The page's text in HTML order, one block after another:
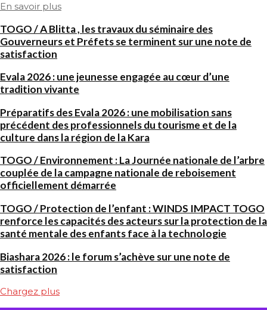
En savoir plus
TOGO / A Blitta , les travaux du séminaire des
Gouverneurs et Préfets se terminent sur une note de
satisfaction
Evala 2026 : une jeunesse engagée au cœur d’une
tradition vivante
Préparatifs des Evala 2026 : une mobilisation sans
précédent des professionnels du tourisme et de la
culture dans la région de la Kara
TOGO / Environnement : La Journée nationale de l’arbre
couplée de la campagne nationale de reboisement
officiellement démarrée
TOGO / Protection de l’enfant : WINDS IMPACT TOGO
renforce les capacités des acteurs sur la protection de la
santé mentale des enfants face à la technologie
Biashara 2026 : le forum s’achève sur une note de
satisfaction
Chargez plus